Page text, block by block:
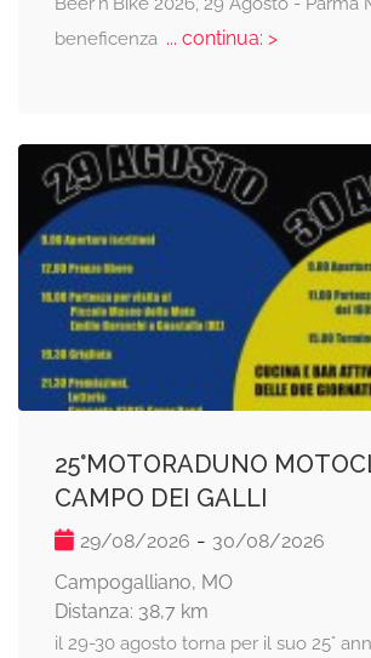
beneficenza... continua: >
25°MOTORADUNO
CAMPO DEI GALLI
29/08/2026 - 30/08/2026
Campogalliano, MO
Distanza: 38,7 km
il 29-30 agosto torna per il suo 25°